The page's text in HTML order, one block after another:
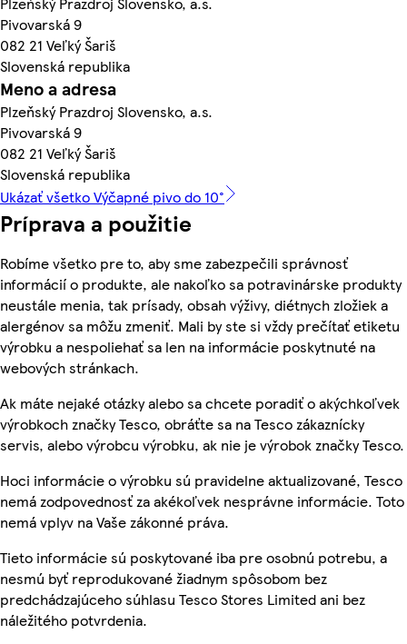
Pivovarská 9
082 21 Veľký Šariš
Slovenská republika
Meno a adresa
Plzeňský Prazdroj Slovensko, a.s.
Pivovarská 9
082 21 Veľký Šariš
Slovenská republika
Ukázať všetko Výčapné pivo do 10°
Príprava a použitie
Robíme všetko pre to, aby sme zabezpečili správnosť
informácií o produkte, ale nakoľko sa potravinárske produkty
neustále menia, tak prísady, obsah výživy, diétnych zložiek a
alergénov sa môžu zmeniť. Mali by ste si vždy prečítať etiketu
výrobku a nespoliehať sa len na informácie poskytnuté na
webových stránkach.
Ak máte nejaké otázky alebo sa chcete poradiť o akýchkoľvek
výrobkoch značky Tesco, obráťte sa na Tesco zákaznícky
servis, alebo výrobcu výrobku, ak nie je výrobok značky Tesco.
Hoci informácie o výrobku sú pravidelne aktualizované, Tesco
nemá zodpovednosť za akékoľvek nesprávne informácie. Toto
nemá vplyv na Vaše zákonné práva.
Tieto informácie sú poskytované iba pre osobnú potrebu, a
nesmú byť reprodukované žiadnym spôsobom bez
predchádzajúceho súhlasu Tesco Stores Limited ani bez
náležitého potvrdenia.